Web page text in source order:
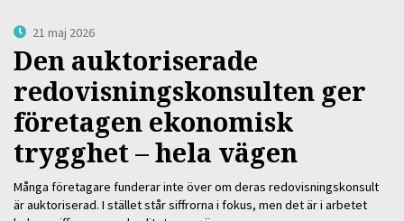
21 maj 2026
Den auktoriserade
redovisningskonsulten ger
företagen ekonomisk
trygghet – hela vägen
Många företagare funderar inte över om deras redovisningskonsult
är auktoriserad. I stället står siffrorna i fokus, men det är i arbetet